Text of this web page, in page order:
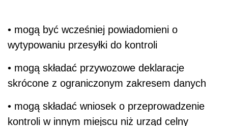
• mogą być wcześniej powiadomieni o
wytypowaniu przesyłki do kontroli
• mogą składać przywozowe deklaracje
skrócone z ograniczonym zakresem danych
• mogą składać wniosek o przeprowadzenie
kontroli w innym miejscu niż urząd celny